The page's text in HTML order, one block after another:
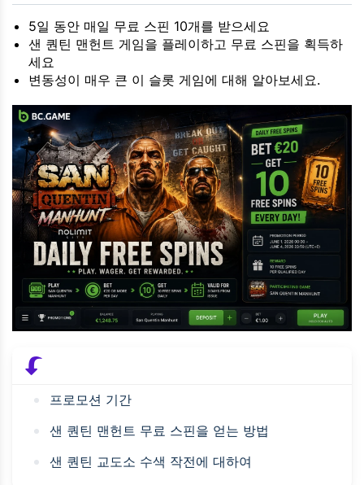
5일 동안 매일 무료 스핀 10개를 받으세요
샌 퀀틴 맨헌트 게임을 플레이하고 무료 스핀을 획득하
세요
변동성이 매우 큰 이 슬롯 게임에 대해 알아보세요.
프로모션 기간
샌 퀀틴 맨헌트 무료 스핀을 얻는 방법
샌 퀀틴 교도소 수색 작전에 대하여